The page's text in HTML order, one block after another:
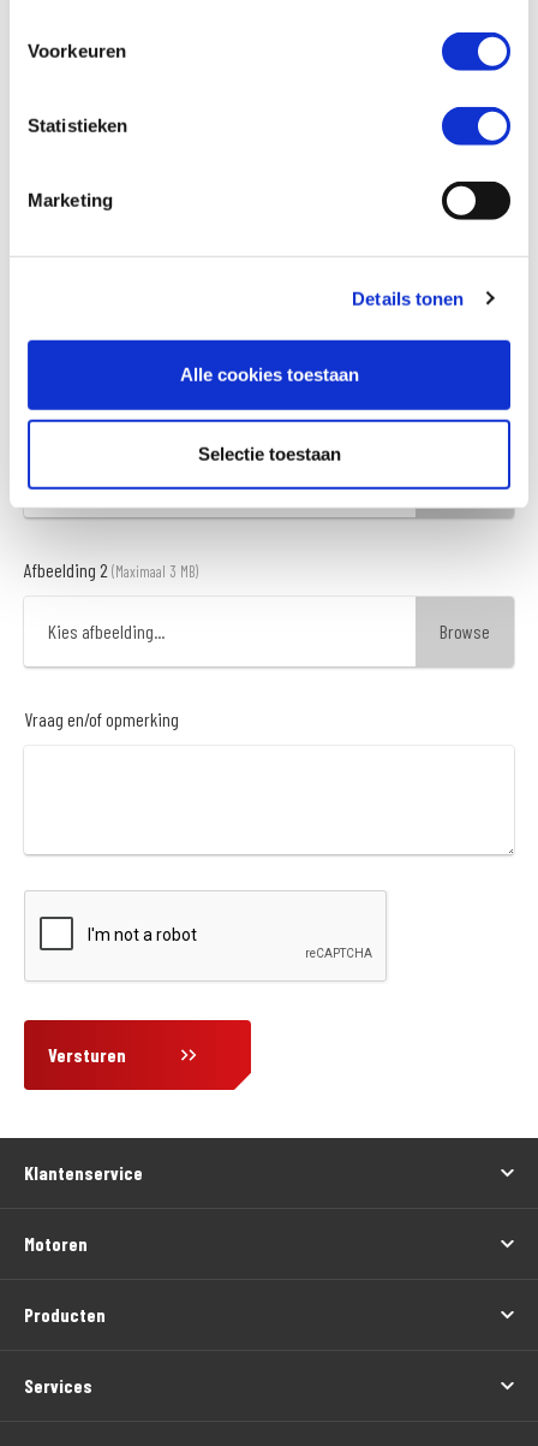
Voorkeuren
Statistieken
Marketing
Details tonen
Alle cookies toestaan
Selectie toestaan
Afbeelding 1(Maximaal 3 MB)
Kies afbeelding...
Afbeelding 2 (Maximaal 3 MB)
Kies afbeelding...
Vraag en/of opmerking
Versturen
Klantenservice
Motoren
Producten
Services